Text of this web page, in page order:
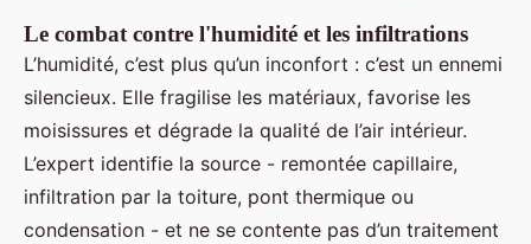
Le combat contre l'humidité et les infiltrations
L’humidité, c’est plus qu’un inconfort : c’est un ennemi
silencieux. Elle fragilise les matériaux, favorise les
moisissures et dégrade la qualité de l’air intérieur.
L’expert identifie la source - remontée capillaire,
infiltration par la toiture, pont thermique ou
condensation - et ne se contente pas d’un traitement